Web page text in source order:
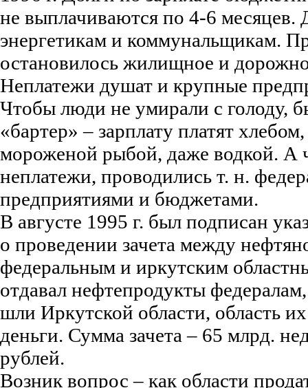
не выплачиваются по 4-6 месяцев.
энергетикам и коммунальщикам.
остановилось жилищное и
Неплатежи душат и крупные
Чтобы люди не умирали с голоду,
«бартер» – зарплату платят
мороженой рыбой, даже водкой. А
неплатежи, проводились т. н.
предприятиями и бюджетами.
В августе 1995 г. был подписан
о проведении зачета между
федеральным и иркутским
отдавал нефтепродукты
шли Иркутской области, область
деньги. Сумма зачета – 65 млрд.
рублей.
Возник вопрос – как области